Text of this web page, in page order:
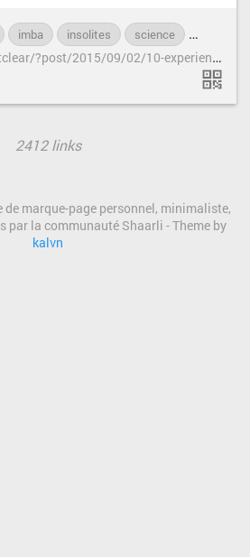
imba insolites science
h
ttp://www.arfy.fr/dotclear/?post/2015/09/02/10-experiences-(amusantes)-a-faire-avec-des-liquides-(ou-presque)
2412 links
de marque-page personnel, minimaliste,
par la communauté Shaarli - Theme by
kalvn